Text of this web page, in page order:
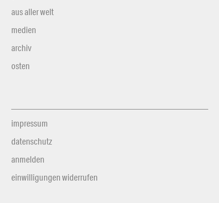
aus aller welt
medien
archiv
osten
impressum
datenschutz
anmelden
einwilligungen widerrufen